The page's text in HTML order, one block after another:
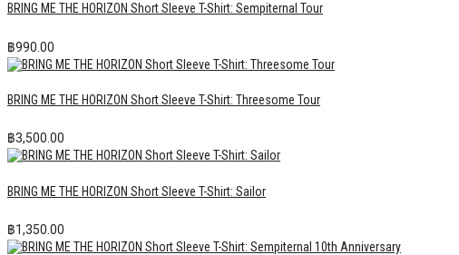
BRING ME THE HORIZON Short Sleeve T-Shirt: Sempiternal Tour
฿990.00
BRING ME THE HORIZON Short Sleeve T-Shirt: Threesome Tour
฿3,500.00
BRING ME THE HORIZON Short Sleeve T-Shirt: Sailor
฿1,350.00